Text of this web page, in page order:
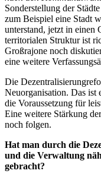
Sonderstellung der
zum Beispiel eine Stadt
unterstand, jetzt in einen
territorialen Struktur ist
Großrajone noch
eine weitere
Die
Neuorganisation. Das ist
die Voraussetzung für
Eine weitere Stärkung
noch folgen.
Hat man durch die
und die Verwaltung
gebracht?